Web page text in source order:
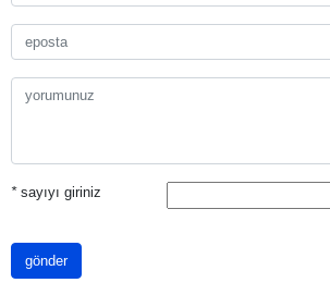
*sayıyı giriniz
gönder